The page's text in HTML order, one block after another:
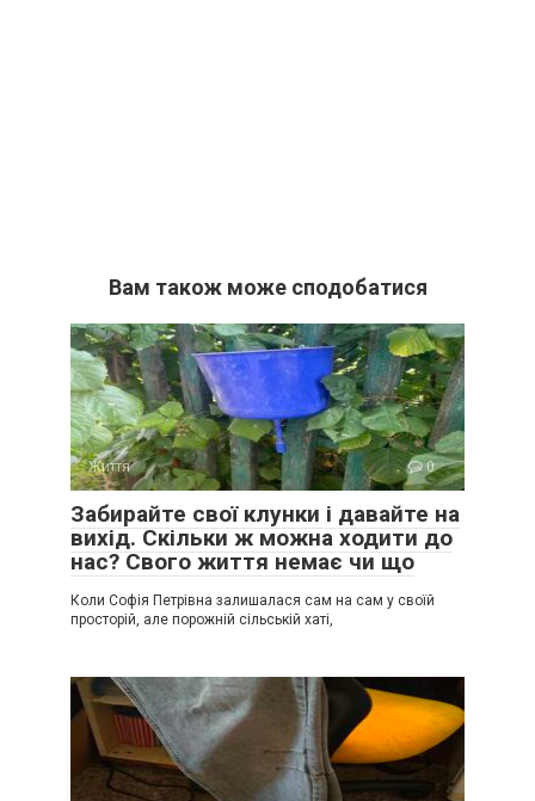
Вам також може сподобатися
Життя 0
Забирайте свої клунки і давайте на
вихід. Скільки ж можна ходити до
нас? Свого життя немає чи що
Коли Софія Петрівна залишалася сам на сам у своїй
просторій, але порожній сільській хаті,